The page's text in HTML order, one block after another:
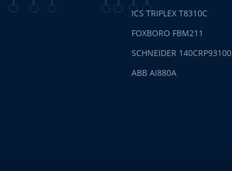
ICS TRIPLEX T8310C
FOXBORO FBM211
SCHNEIDER 140CRP93100
ABB AI880A